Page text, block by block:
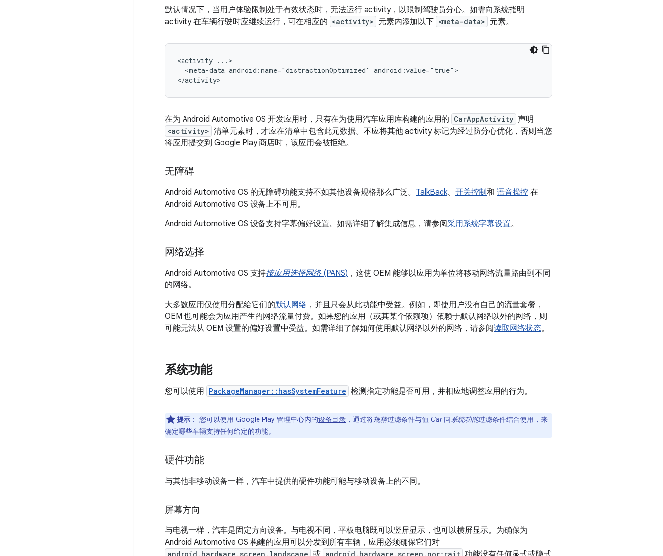
默认情况下，当用户体验限制处于有效状态时，无法运行 activity，以限制驾驶员分心。如需向系统指明
activity 在车辆行驶时应继续运行，可在相应的 <activity> 元素内添加以下 <meta-data> 元素。
<activity
<meta-data android:name="distractionOptimized" android:value="true">
在为 Android Automotive OS 开发应用时，只有在为使用汽车应用库构建的应用的 CarAppActivity 声明
<activity> 清单元素时，才应在清单中包含此元数据。 不应将其他 activity 标记为经过防分心优化，否则当您
将应用提交到 Google Play 商店时，该应用会被拒绝。
无障碍
Android Automotive OS 的无障碍功能支持不如其他设备规格那么广泛。 TalkBack、 开关控制和 语音操控 在
Android Automotive OS 设备上不可用。
Android Automotive OS 设备支持字幕偏好设置。如需详细了解集成信息，请参阅采用系统字幕设置。
网络选择
Android Automotive OS 支持按应用选择网络(PANS) ，这使 OEM 能够以应用为单位将移动网络流量路由到不同
的网络。
大多数应用仅使用分配给它们的默认网络 ，并且只会从此功能中受益。例如，即使用户没有自己的流量套餐，
OEM 也可能会为应用产生的网络流量付费。如果您的应用（或其某个依赖项）依赖于默认网络以外的网络，则
可能无法从 OEM 设置的偏好设置中受益。如需详细了解如何使用默认网络以外的网络，请参阅读取网络状态。
系统功能
您可以使用 PackageManager::hasSystemFeature 检测指定功能是否可用，并相应地调整应用的行为。
提示 ： 您可以使用 Google Play 管理中心内的设备目录 ，通过将规格过滤条件与值 Car同系统功能过滤条件结合使用，来
确定哪些车辆支持任何给定的功能。
硬件功能
与其他非移动设备一样，汽车中提供的硬件功能可能与移动设备上的不同。
屏幕方向
与电视一样，汽车是固定方向设备。与电视不同，平板电脑既可以竖屏显示，也可以横屏显示。为确保为
Android Automotive OS 构建的应用可以分发到所有车辆，应用必须确保它们对
android.hardware.screen.landscape android.hardware.screen.portrait